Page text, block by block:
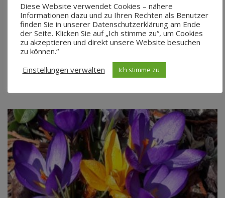
Sommerfest
Diese Website verwendet Cookies – nähere
Informationen dazu und zu Ihren Rechten als Benutzer
finden Sie in unserer Datenschutzerklärung am Ende
der Seite. Klicken Sie auf „Ich stimme zu“, um Cookies
zu akzeptieren und direkt unsere Website besuchen
zu können.“
Einstellungen verwalten
Ich stimme zu